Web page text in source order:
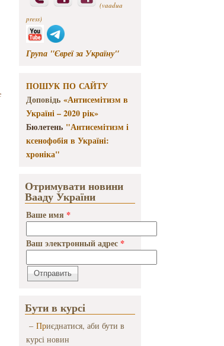
о Ю.
Латынина:
назовите мне
хоть одного
проповедника
ненависти,
то, что он
(vaadua
press)
Група "Євреї за Україну"
ПОШУК ПО САЙТУ
Доповідь «Антисемітизм в
Україні – 2020 рік»
Бюлетень "Антисемітизм і
ксенофобія в Україні:
хроніка"
Отримувати новини
Вааду України
Ваше имя *
Ваш электронный адрес *
Бути в курсі
– Приєднатися, аби бути в
курсі новин